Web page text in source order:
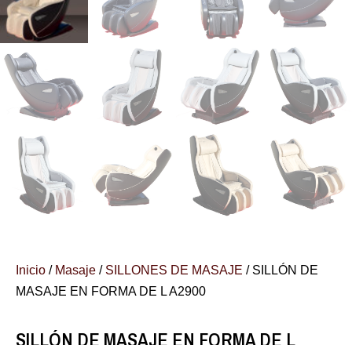
Inicio / Masaje / SILLONES DE MASAJE / SILLÓN DE
MASAJE EN FORMA DE L A2900
SILLÓN DE MASAJE EN FORMA DE L